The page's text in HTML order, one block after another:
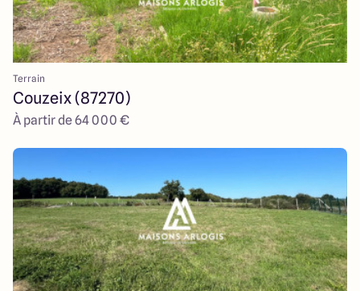
Terrain
Couzeix (87270)
À partir de 64 000 €